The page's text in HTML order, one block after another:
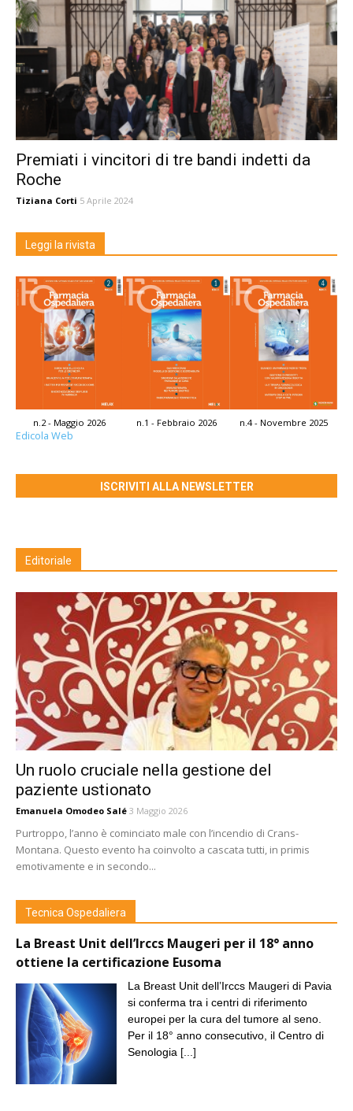
Premiati i vincitori di tre bandi indetti da
Roche
Tiziana Corti 5 Aprile 2024
Leggi la rivista
n.2 - Maggio 2026 n.1 - Febbraio 2026 n.4 - Novembre 2025
Edicola Web
ISCRIVITI ALLA NEWSLETTER
Editoriale
Un ruolo cruciale nella gestione del
paziente ustionato
Emanuela Omodeo Salé 3 Maggio 2026
Purtroppo, l’anno è cominciato male con l’incendio di Crans-
Montana. Questo evento ha coinvolto a cascata tutti, in primis
emotivamente e in secondo...
Tecnica Ospedaliera
La Breast Unit dell’Irccs Maugeri per il 18° anno
ottiene la certificazione Eusoma
La Breast Unit dell’Irccs Maugeri di Pavia
si conferma tra i centri di riferimento
europei per la cura del tumore al seno.
Per il 18° anno consecutivo, il Centro di
Senologia [...]